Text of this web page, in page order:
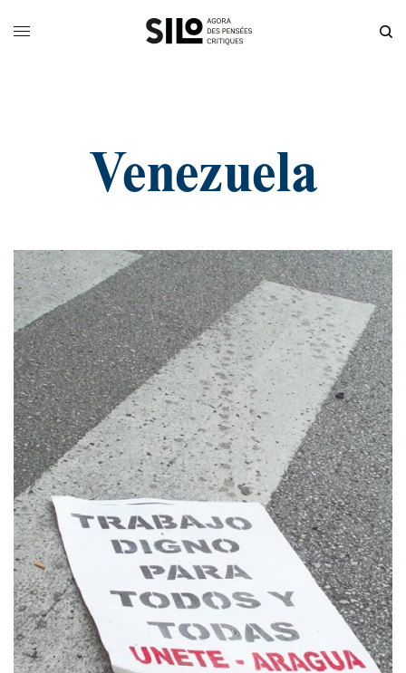
Venezuela